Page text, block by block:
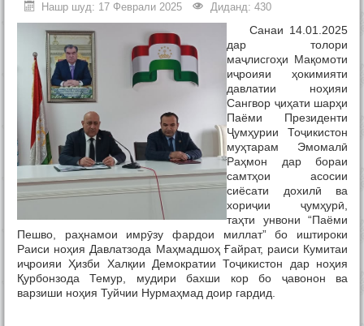
Нашр шуд: 17 Феврали 2025 Диданд: 430
Санаи 14.01.2025
дар толори
маҷлисгоҳи Мақомоти
иҷроияи ҳокимияти
давлатии ноҳияи
Сангвор ҷиҳати шарҳи
Паёми Президенти
Ҷумҳурии Тоҷикистон
муҳтарам Эмомалӣ
Раҳмон дар бораи
самтҳои асосии
сиёсати дохилӣ ва
хориҷии ҷумҳурӣ,
таҳти унвони “Паёми
Пешво, раҳнамои имрӯзу фардои миллат” бо иштироки
Раиси ноҳия Давлатзода Маҳмадшоҳ Ғайрат, раиси Кумитаи
иҷроияи Ҳизби Халқии Демократии Тоҷикистон дар ноҳия
Қурбонзода Темур, мудири бахши кор бо ҷавонон ва
варзиши ноҳия Туйчии Нурмаҳмад доир гардид.